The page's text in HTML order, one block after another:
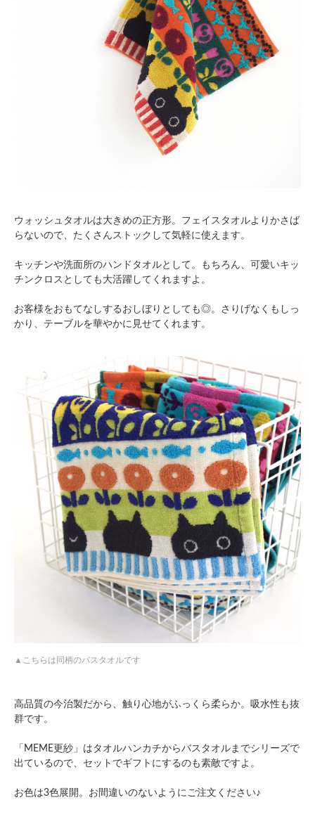
ウォッシュタオルは大きめの正方形。フェイスタオルよりかさば
らないので、たくさんストックして気軽に使えます。
キッチンや洗面所のハンドタオルとして。もちろん、可愛いキッ
チンクロスとしても大活躍してくれますよ。
お客様をおもてなしするおしぼりとしても◎。さりげなくもしっ
かり、テーブルを華やかに見せてくれます。
こちらは同柄のバスタオルです
高品質の今治製だから、触り心地がふっくら柔らか。吸水性も抜
群です。
「MEME更紗」はタオルハンカチからバスタオルまでシリーズで
出ているので、セットでギフトにするのも素敵ですよ。
お色は3色展開。お間違いのないようにご注文ください♪